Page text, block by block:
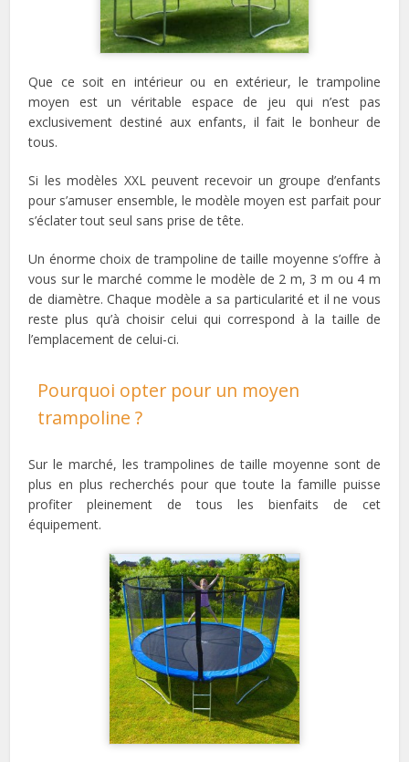
Que ce soit en intérieur ou en extérieur, le trampoline
moyen est un véritable espace de jeu qui n’est pas
exclusivement destiné aux enfants, il fait le bonheur de
tous.
Si les modèles XXL peuvent recevoir un groupe d’enfants
pour s’amuser ensemble, le modèle moyen est parfait pour
s’éclater tout seul sans prise de tête.
Un énorme choix de trampoline de taille moyenne s’offre à
vous sur le marché comme le modèle de 2 m, 3 m ou 4 m
de diamètre. Chaque modèle a sa particularité et il ne vous
reste plus qu’à choisir celui qui correspond à la taille de
l’emplacement de celui-ci.
Pourquoi opter pour un moyen
trampoline ?
Sur le marché, les trampolines de taille moyenne sont de
plus en plus recherchés pour que toute la famille puisse
profiter pleinement de tous les bienfaits de cet
équipement.